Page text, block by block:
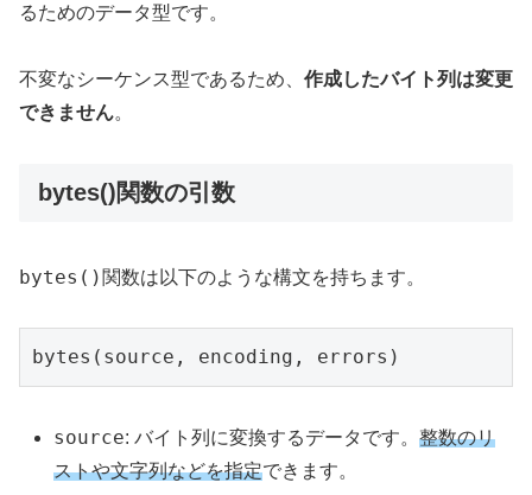
るためのデータ型です。
不変なシーケンス型であるため、 作成したバイト列は変更
できません。
bytes()関数の引数
bytes() 関数は以下のような構文を持ちます。
bytes(source, encoding, errors)
source: バイト列に変換するデータです。整数のリ
ストや文字列などを指定できます。